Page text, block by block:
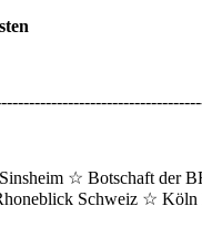
☆ Botschaft der
Schweiz ☆ Köln